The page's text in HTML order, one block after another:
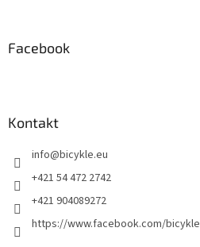
Facebook
Kontakt
info@bicykle.eu
+421 54 472 2742
+421 904089272
https://www.facebook.com/bicykle